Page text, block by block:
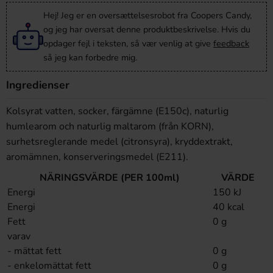
Hej! Jeg er en oversættelsesrobot fra Coopers Candy,
og jeg har oversat denne produktbeskrivelse. Hvis du
opdager fejl i teksten, så vær venlig at give feedback
så jeg kan forbedre mig.
Ingredienser
Kolsyrat vatten, socker, färgämne (E150c), naturlig
humlearom och naturlig maltarom (från KORN),
surhetsreglerande medel (citronsyra), kryddextrakt,
aromämnen, konserveringsmedel (E211).
NÄRINGSVÄRDE (PER 100ml)
VÄRDE
Energi
150 kJ
Energi
40 kcal
Fett
0 g
varav
- mättat fett
0 g
- enkelomättat fett
0 g